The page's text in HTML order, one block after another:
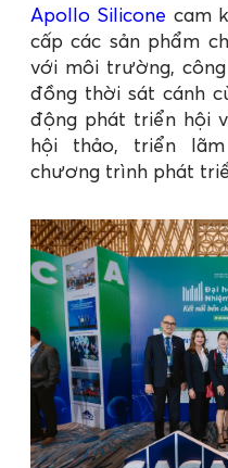
Apollo Silicone cam
cấp các sản phẩm
với môi trường,
đồng thời sát cánh
động phát triển hội
hội thảo, triển
chương trình phát